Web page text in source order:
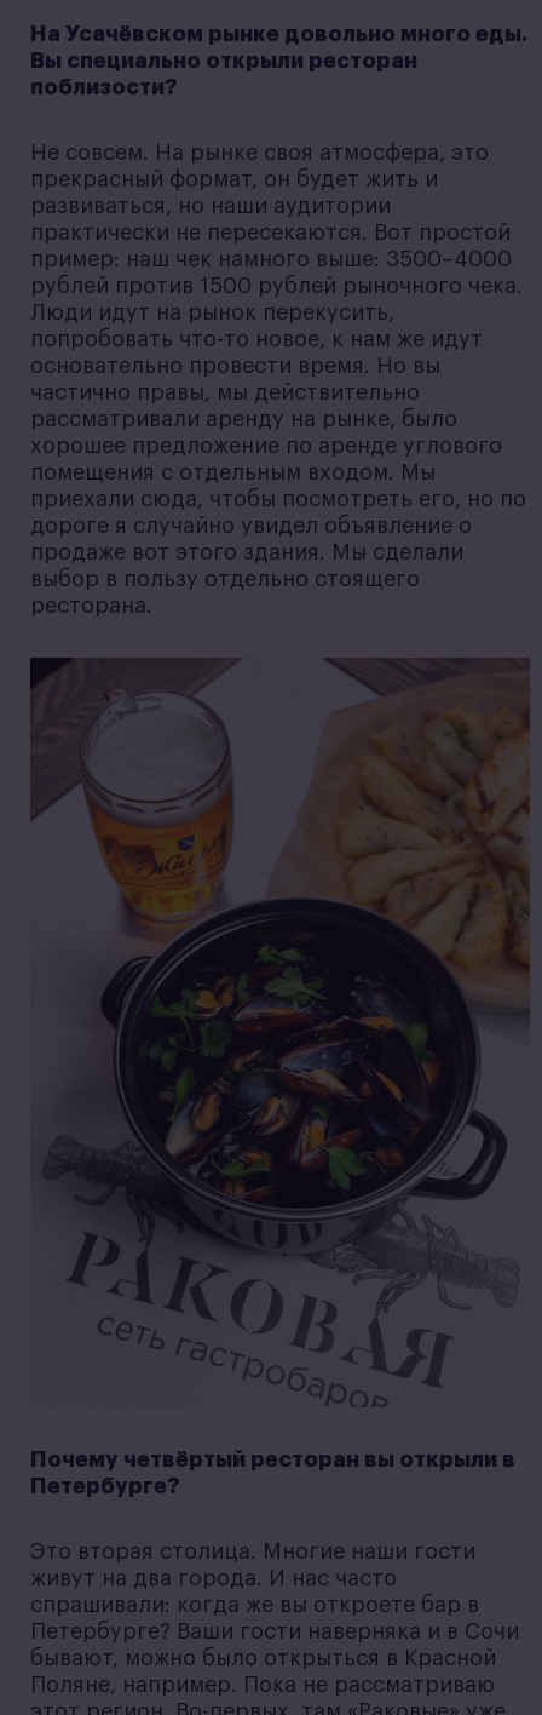
На Усачёвском рынке довольно много еды.
Вы специально открыли ресторан
поблизости?
Не совсем. На рынке своя атмосфера, это
прекрасный формат, он будет жить и
развиваться, но наши аудитории
практически не пересекаются. Вот простой
пример: наш чек намного выше: 3500–4000
рублей против 1500 рублей рыночного чека.
Люди идут на рынок перекусить,
попробовать что-то новое, к нам же идут
основательно провести время. Но вы
частично правы, мы действительно
рассматривали аренду на рынке, было
хорошее предложение по аренде углового
помещения с отдельным входом. Мы
приехали сюда, чтобы посмотреть его, но по
дороге я случайно увидел объявление о
продаже вот этого здания. Мы сделали
выбор в пользу отдельно стоящего
ресторана.
Почему четвёртый ресторан вы открыли в
Петербурге?
Это вторая столица. Многие наши гости
живут на два города. И нас часто
спрашивали: когда же вы откроете бар в
Петербурге? Ваши гости наверняка и в Сочи
бывают, можно было открыться в Красной
Поляне, например. Пока не рассматриваю